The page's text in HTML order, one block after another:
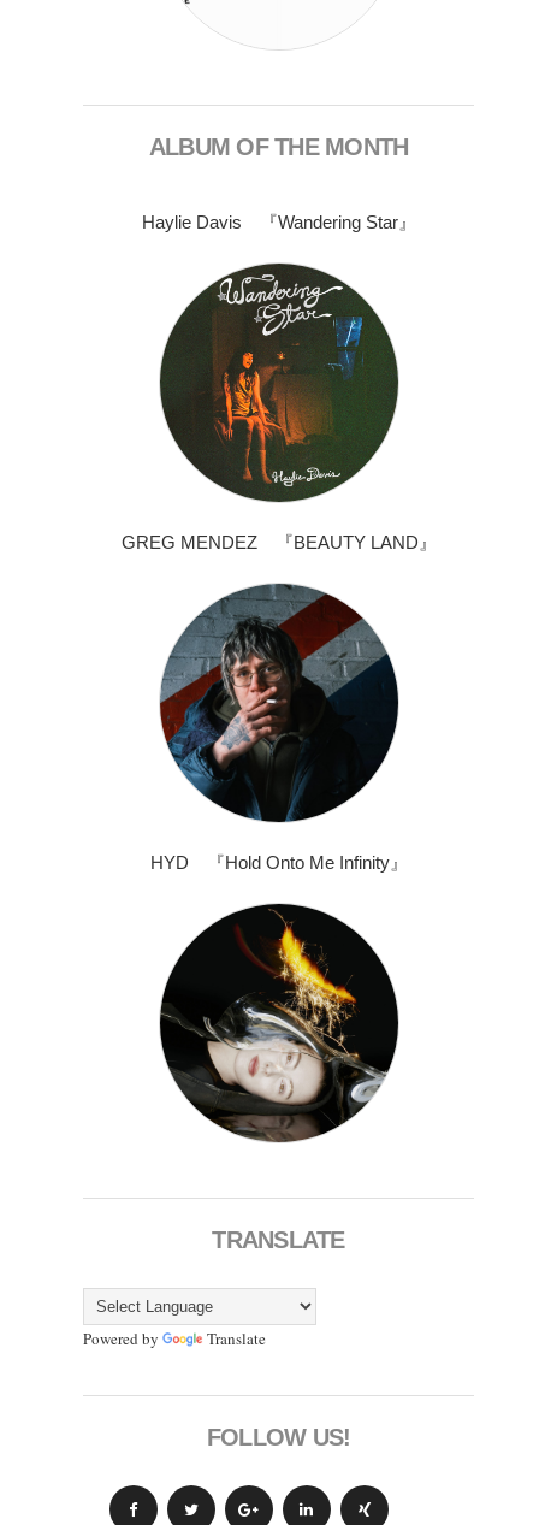
ALBUM OF THE MONTH
Haylie Davis 『Wandering Star』
GREG MENDEZ 『BEAUTY LAND』
HYD 『Hold Onto Me Infinity』
TRANSLATE
Powered by Translate
FOLLOW US!